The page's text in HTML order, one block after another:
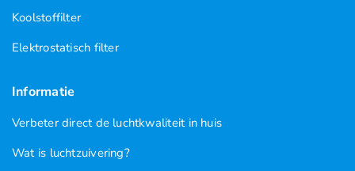
Koolstoffilter
Elektrostatisch filter
Informatie
Verbeter direct de luchtkwaliteit in huis
Wat is luchtzuivering?